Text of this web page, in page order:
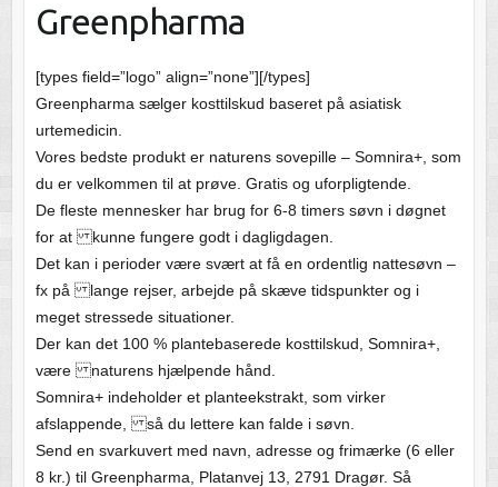
Greenpharma
[types field=”logo” align=”none”][/types]
Greenpharma sælger kosttilskud baseret på asiatisk
urtemedicin.
Vores bedste produkt er naturens sovepille – Somnira+, som
du er velkommen til at prøve. Gratis og uforpligtende.
De fleste mennesker har brug for 6-8 timers søvn i døgnet
for at kunne fungere godt i dagligdagen.
Det kan i perioder være svært at få en ordentlig nattesøvn –
fx på lange rejser, arbejde på skæve tidspunkter og i
meget stressede situationer.
Der kan det 100 % plantebaserede kosttilskud, Somnira+,
være naturens hjælpende hånd.
Somnira+ indeholder et planteekstrakt, som virker
afslappende, så du lettere kan falde i søvn.
Send en svarkuvert med navn, adresse og frimærke (6 eller
8 kr.) til Greenpharma, Platanvej 13, 2791 Dragør. Så